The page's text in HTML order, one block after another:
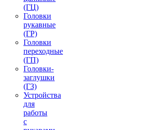
(ГЦ)
Головки
рукавные
(ГР)
Головки
переходные
(ГП)
Головки-
заглушки
(ГЗ)
Устройства
для
работы
с